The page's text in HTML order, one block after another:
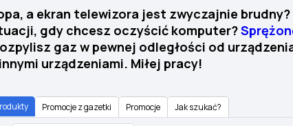
a ekran telewizora jest zwyczajnie
gdy chcesz oczyścić komputer?
gaz w pewnej odległości od
urządzeniami. Miłej pracy!
Promocje z gazetki Promocje Jak szukać?